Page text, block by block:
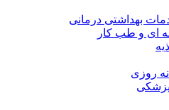
بهداشتی درمانی
ای و طب کار
روزی